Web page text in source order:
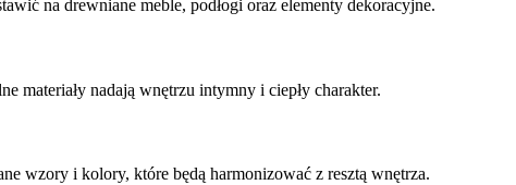
na drewniane meble, podłogi oraz elementy dekoracyjne.
materiały nadają wnętrzu intymny i ciepły charakter.
wzory i kolory, które będą harmonizować z resztą wnętrza.